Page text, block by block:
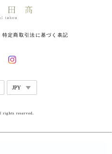
特定商取引法に基づく表記
rights reserved.